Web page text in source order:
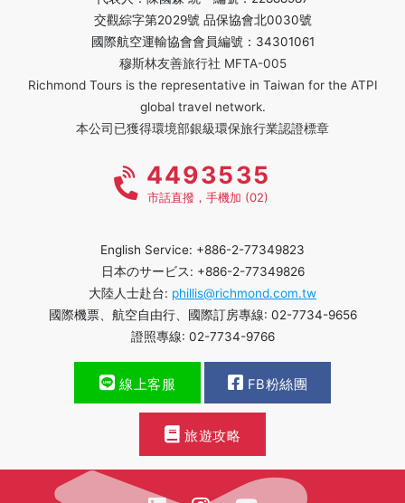
交觀綜字第2029號 品保協會北0030號
國際航空運輸協會會員編號：34301061
穆斯林友善旅行社 MFTA-005
Richmond Tours is the representative in Taiwan for the ATPI
global travel network.
本公司已獲得環境部銀級環保旅行業認證標章
4493535
市話直撥，手機加 (02)
English Service: +886-2-77349823
日本のサービス: +886-2-77349826
大陸人士赴台: phillis@richmond.com.tw
國際機票、航空自由行、國際訂房專線: 02-7734-9656
證照專線: 02-7734-9766
線上客服 FB粉絲團
旅遊攻略